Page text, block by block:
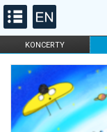
KONCERTY
FILHARMONIA
DLA DZIECI